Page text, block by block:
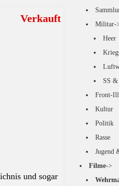
Verkauft
und sogar
Militar-
Heer
SS
Front-
Kultur
Politik
Rasse
Jugend
Filme->